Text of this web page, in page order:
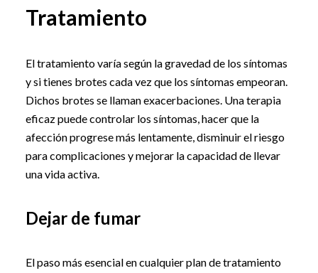
Tratamiento
El tratamiento varía según la gravedad de los síntomas
y si tienes brotes cada vez que los síntomas empeoran.
Dichos brotes se llaman exacerbaciones. Una terapia
eficaz puede controlar los síntomas, hacer que la
afección progrese más lentamente, disminuir el riesgo
para complicaciones y mejorar la capacidad de llevar
una vida activa.
Dejar de fumar
El paso más esencial en cualquier plan de tratamiento